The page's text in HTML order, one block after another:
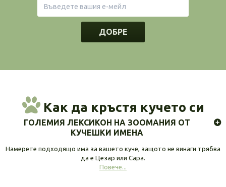
ДОБРЕ
Как да кръстя кучето си
ГОЛЕМИЯ ЛЕКСИКОН НА ЗООМАНИЯ ОТ
КУЧЕШКИ ИМЕНА
Намерете подходящо има за вашето куче, защото не винаги трябва
да е Цезар или Сара.
Повече...